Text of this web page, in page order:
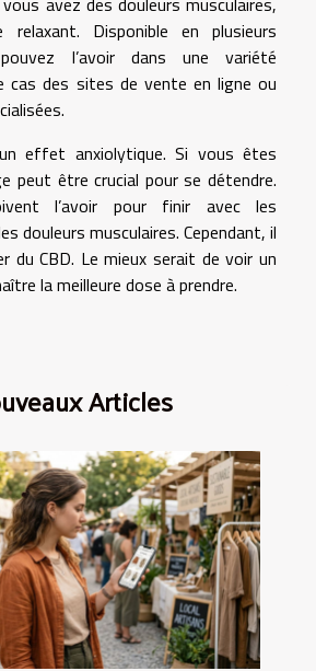
Disponible en plusieurs
l’avoir dans une variété
cas des sites de vente en ligne ou
effet anxiolytique. Si vous êtes
peut être crucial pour se détendre.
l’avoir pour finir avec les
douleurs musculaires. Cependant, il
du CBD. Le mieux serait de voir un
la meilleure dose à prendre.
Articles